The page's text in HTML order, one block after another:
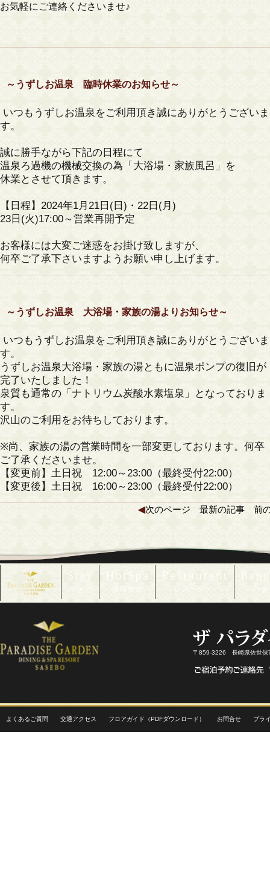
お気軽にご連絡くださいませ♪
～うずしお温泉 臨時休業のお知らせ～
いつもうずしお温泉をご利用頂き誠にありがとうございま
す。
誠に勝手ながら下記の日程にて
温泉ろ過機の機械交換の為「大浴場・家族風呂」を
休業とさせて頂きます。
【日程】2024年1月21日(日)・22日(月)
23日(火)17:00～営業再開予定
お客様には大変ご迷惑をお掛け致しますが、
何卒ご了承下さいますようお願い申し上げます。
～うずしお温泉 大浴場・家族の湯よりお知らせ～
いつもうずしお温泉をご利用頂き誠にありがとうございま
す。
うずしお温泉大浴場・家族の湯ともに温泉ポンプの復旧が
完了いたしました！
泉質も通常の「ナトリウム炭酸水素塩泉」となっておりま
す。
沢山のご利用をお待ちしております。
※尚、家族の湯の営業時間を一部変更しております。何卒
ご了承くださいませ。
【変更前】土日祝 12:00～23:00（最終受付22:00）
【変更後】土日祝 16:00～23:00（最終受付22:00）
◀次のページ 最新の記事 前
〒859-3226 長崎県佐世保
よくあるご質問 交通アクセス フロアガイド（PDFダウンロード） お問合せ プラ